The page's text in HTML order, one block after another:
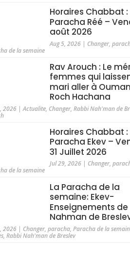
Horaires Chabbat :
Paracha Réé –
août 2026
Aug 5, 2026| Changer,
de la semaine
Rav Arouch : Le
femmes qui
mari aller à
Roch Hachana
2026 |Actualite, Changer,Rabbi Nah'man de
Horaires Chabbat :
Paracha Ekev –
31 Juillet 2026
Jul 29, 2026| Changer,
de la semaine
La Paracha de la
semaine: Ekev-
Enseignements de
Nahman de
2026 | Changer,paracha,Paracha de la
,Rabbi Nah'man de Breslev